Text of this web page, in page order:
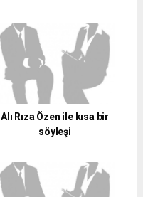
Alı Rıza Özen ile kısa bir
söyleşi